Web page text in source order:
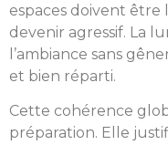
espaces doivent être
devenir agressif. La
l’ambiance sans
et bien réparti.
Cette cohérence
préparation. Elle